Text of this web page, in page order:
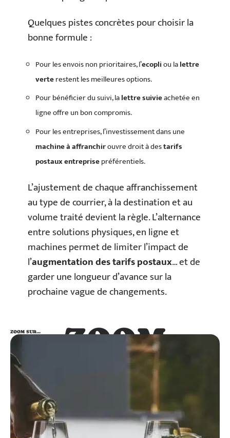
Quelques pistes concrètes pour choisir la
bonne formule :
Pour les envois non prioritaires, l’ecopliou lalettre
verterestent les meilleures options.
Pour bénéficier du suivi, lalettre suivieachetée en
ligne offre un bon compromis.
Pour les entreprises, l’investissement dans une
machine à affranchirouvre droit à destarifs
postaux entreprisepréférentiels.
L’ajustement de chaque affranchissement
au type de courrier, à la destination et au
volume traité devient la règle. L’alternance
entre solutions physiques, en ligne et
machines permet de limiter l’impact de
l’augmentation des tarifs postaux… et de
garder une longueur d’avance sur la
prochaine vague de changements.
ZOOM
SUR…
ZOOM SUR…